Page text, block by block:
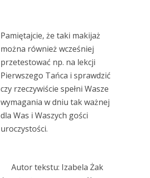
Pamiętajcie, że taki makijaż
można również wcześniej
przetestować np. na lekcji
Pierwszego Tańca i sprawdzić
czy rzeczywiście spełni Wasze
wymagania w dniu tak ważnej
dla Was i Waszych gości
uroczystości.
Autor tekstu: Izabela Żak